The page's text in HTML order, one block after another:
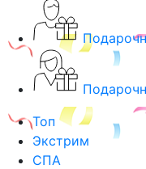
Топ
Экстрим
СПА